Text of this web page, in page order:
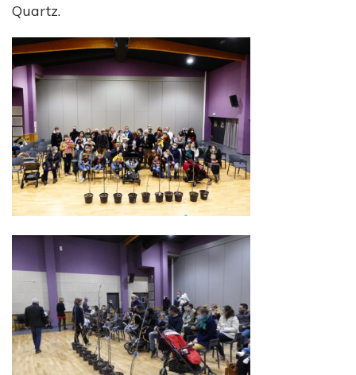
Quartz.